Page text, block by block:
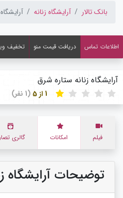
بانک تالار آرایشگاه زنانه
اطلاعات تماس دریافت قیمت منو تخفیف
آرایشگاه زنانه ستاره شرق
(1 نفر)
فیلم امکانات گالری
توضیحات آرایشگاه